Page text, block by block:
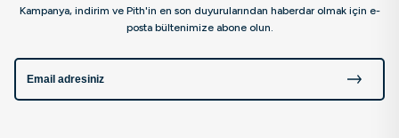
Kampanya, indirim ve Pith'in en son duyurularından haberdar olmak için e-
posta bültenimize abone olun.